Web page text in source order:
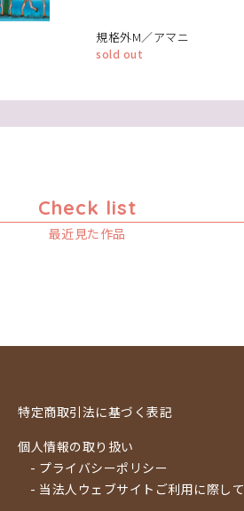
規格外M／アマニ
sold out
Check list
最近見た作品
特定商取引法に基づく表記
個人情報の取り扱い
- プライバシーポリシー
- 当法人ウェブサイトご利用に際して